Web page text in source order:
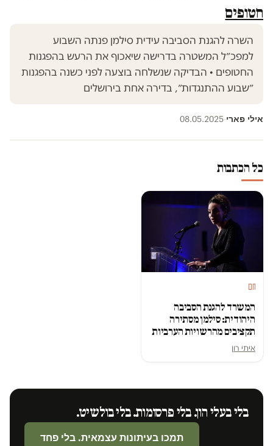
חטופים
השרה להגנת הסביבה עידית סילמן פנתה השבוע
למפכ״ל המשטרה בדרישה שיאכוף את הרעש בהפגנות
החטופים • הבדיקה שנשלחה בוצעה לפני כשנה בהפגנות
״שבוע ההתנגדות״, בדירה אחת בירושלים
אילי פארי·
08.05.2025
כל הכתבות
חם
המשרד להגנת הסביבה
היהודית: סילמן מסתירה
תקציבים מהרשויות הערביות
איתי רון
בלי בעלי הון. בלי פרסומות. בלי בולשיט.
תמכו בעיתונות עצמאית. בלי פחד